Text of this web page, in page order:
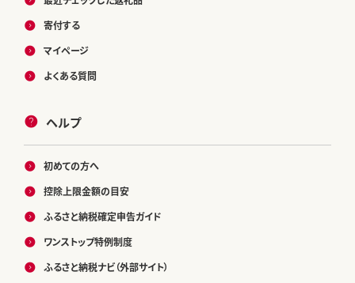
寄付する
マイページ
よくある質問
ヘルプ
初めての方へ
控除上限金額の目安
ふるさと納税確定申告ガイド
ワンストップ特例制度
ふるさと納税ナビ（外部サイト）